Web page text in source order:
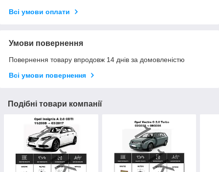
Всі умови оплати
Умови повернення
Повернення товару впродовж 14 днів за домовленістю
Всі умови повернення
Подібні товари компанії